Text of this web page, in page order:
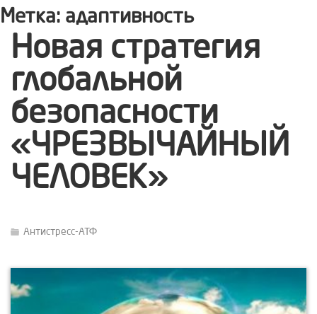
Метка: адаптивность
Новая стратегия
глобальной
безопасности
«ЧРЕЗВЫЧАЙНЫЙ
ЧЕЛОВЕК»
Антистресс-АТФ